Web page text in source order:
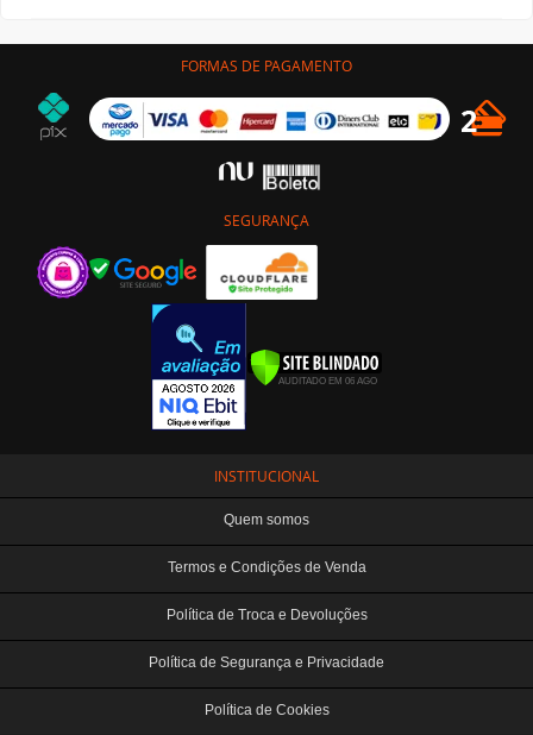
FORMAS DE PAGAMENTO
SEGURANÇA
INSTITUCIONAL
Quem somos
Termos e Condições de Venda
Política de Troca e Devoluções
Política de Segurança e Privacidade
Política de Cookies